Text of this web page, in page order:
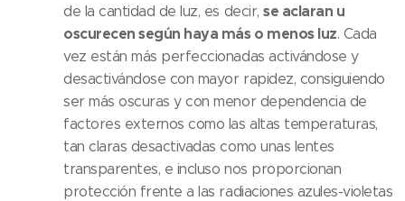
de la cantidad de luz, es decir,se aclaran u
oscurecen según haya más o menos luz. Cada
vez están más perfeccionadas activándose y
desactivándose con mayor rapidez, consiguiendo
ser más oscuras y con menor dependencia de
factores externos como las altas temperaturas,
tan claras desactivadas como unas lentes
transparentes, e incluso nos proporcionan
protección frente a las radiaciones azules-violetas